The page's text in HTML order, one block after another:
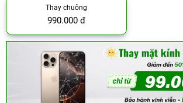
Thay chuông
990.000 đ